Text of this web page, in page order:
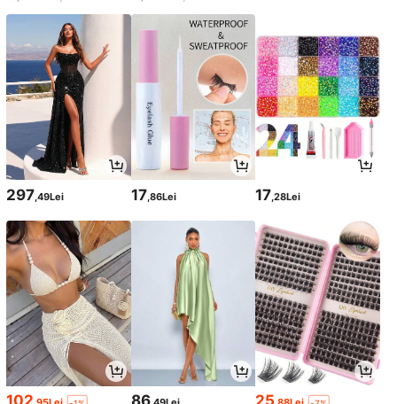
297 ,49Lei 17 ,86Lei 17 ,28Lei
102 86 25